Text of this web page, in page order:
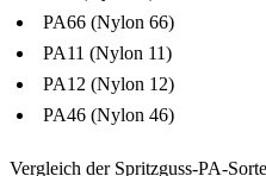
PA66 (Nylon 66)
PA11 (Nylon 11)
PA12 (Nylon 12)
PA46 (Nylon 46)
Vergleich der Spritzguss-PA-